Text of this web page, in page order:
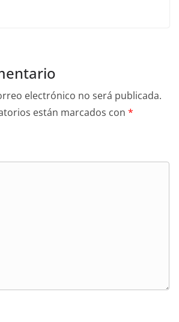
electrónico no será publicada.
están marcados con *